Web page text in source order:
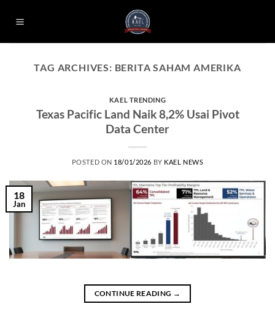
TAG ARCHIVES: BERITA SAHAM AMERIKA
KAEL TRENDING
Texas Pacific Land Naik 8,2% Usai Pivot
Data Center
POSTED ON 18/01/2026 BY KAEL NEWS
18
Jan
CONTINUE READING →